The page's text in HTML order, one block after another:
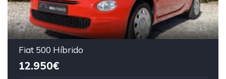
15
Fiat 500 Híbrido
12.950€